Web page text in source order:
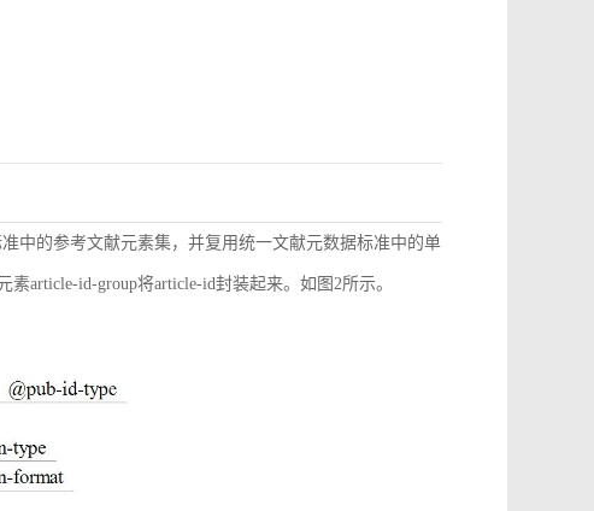
中的参考文献元素集，并复用统一文献元数据标准中的单
article-id-group将article-id封装起来。如图2所示。